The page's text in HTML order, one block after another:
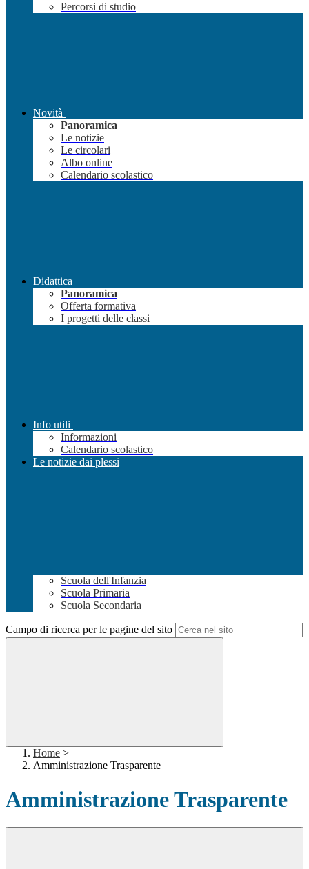
Percorsi di studio
Novità
Panoramica
Le notizie
Le circolari
Albo online
Calendario scolastico
Didattica
Panoramica
Offerta formativa
I progetti delle classi
Info utili
Informazioni
Calendario scolastico
Le notizie dai plessi
Scuola dell'Infanzia
Scuola Primaria
Scuola Secondaria
Campo di ricerca per le pagine del sito
Home >
Amministrazione Trasparente
Amministrazione Trasparente